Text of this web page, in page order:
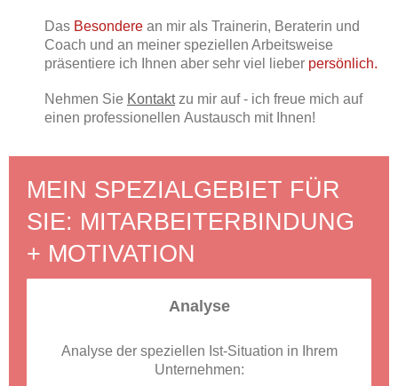
Das Besondere an mir als Trainerin, Beraterin und
Coach und an meiner speziellen Arbeitsweise
präsentiere ich Ihnen aber sehr viel lieber persönlich.
Nehmen Sie Kontaktzu mir auf - ich freue mich auf
einen professionellen Austausch mit Ihnen!
MEIN SPEZIALGEBIET FÜR
SIE: MITARBEITERBINDUNG
+ MOTIVATION
Analyse
Analyse der speziellen Ist-Situation in Ihrem
Unternehmen: